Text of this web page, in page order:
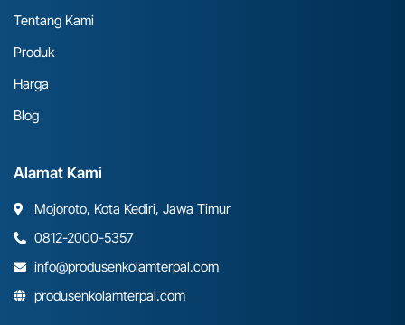
Tentang Kami
Produk
Harga
Blog
Alamat Kami
Mojoroto, Kota Kediri, Jawa Timur
0812-2000-5357
info@produsenkolamterpal.com
produsenkolamterpal.com